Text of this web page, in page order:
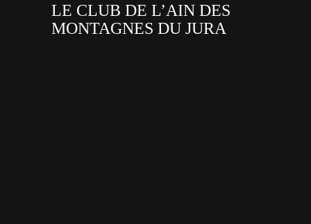
LE CLUB DE L’AIN DES
MONTAGNES DU JURA